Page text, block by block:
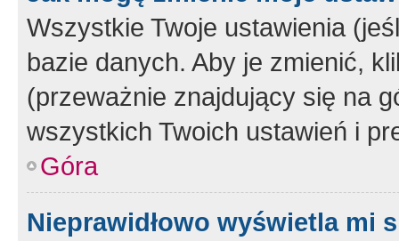
Wszystkie Twoje ustawienia
bazie danych. Aby je zmienić,
(przeważnie znajdujący się na
wszystkich Twoich ustawień i
Góra
Nieprawidłowo wyświetla mi